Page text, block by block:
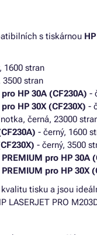
s tiskárnou
1600 stran
3500 stran
HP 30A (CF230A) -
HP 30X (CF230X) -
černá, 23000
- černý, 1600
- černý, 3500
pro HP 30A
pro HP 30X
tisku a jsou
PRO